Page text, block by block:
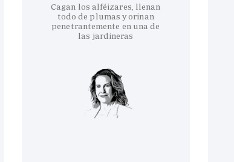
Cagan los alféizares, llenan
todo de plumas y orinan
penetrantemente en una de
las jardineras